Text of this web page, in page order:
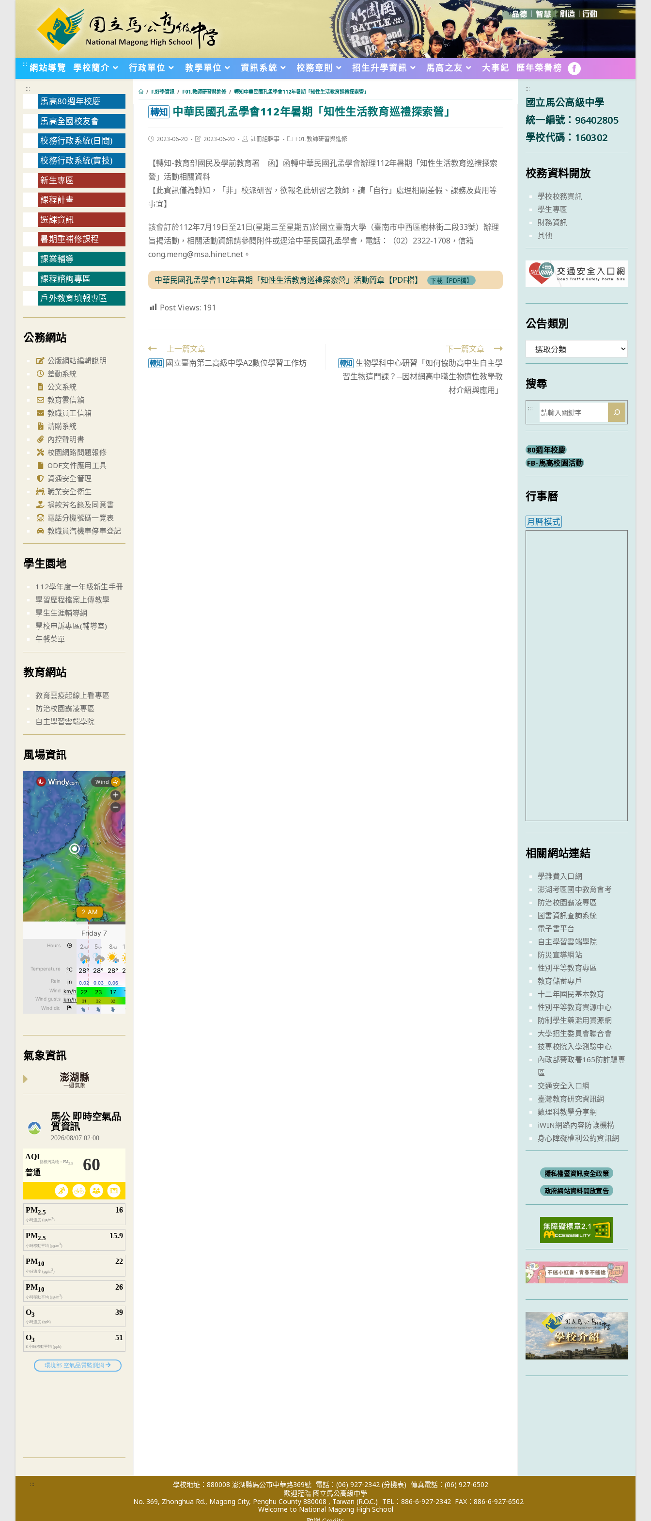
::: 網站導覽 學校簡介 行政單位 教學單位 資訊系統 校務章則 招生升學資訊 馬高之友 大事紀 歷年榮譽榜 FB
/ F.好學資訊 / F01.教師研習與進修 / 轉知中華民國孔孟學會112年暑期「知性生活教育巡禮探索營」
轉知 中華民國孔孟學會112年暑期「知性生活教育巡禮探索營」
Post2023-06-20
Post2023-06-20
Post註冊組幹事
PostF01.教師研習與進修
【轉知-教育部國民及學前教育署 函】函轉中華民國孔孟學會辦理112年暑期「知性生活教育巡禮探索
營」活動相關資料
【此資訊僅為轉知，「非」校派研習，欲報名此研習之教師，請「自行」處理相關差假、課務及費用等
事宜】
該會訂於112年7月19日至21日(星期三至星期五)於國立臺南大學（臺南市中西區樹林街二段33號）辦理
旨揭活動，相關活動資訊請參閱附件或逕洽中華民國孔孟學會，電話：（02）2322-1708，信箱
cong.meng@msa.hinet.net。
中華民國孔孟學會112年暑期「知性生活教育巡禮探索營」活動簡章【PDF檔】 下載【PDF檔】
Post Views: 191
Read
more
上一篇文章
轉知 國立臺南第二高級中學A2數位學習工作坊
下一篇文章
轉知 生物學科中心研習「如何協助高中生自主學
習生物這門課？─因材網高中職生物適性教學教
材介紹與應用」
:::
馬高80週年校慶
馬高全國校友會
校務行政系統(日間)
校務行政系統(實技)
新生專區
課程計畫
選課資訊
暑期重補修課程
課業輔導
課程諮詢專區
戶外教育填報專區
公務網站
公版網站編輯說明
差勤系統
公文系統
教育雲信箱
教職員工信箱
請購系統
內控聲明書
校園網路問題報修
ODF文件應用工具
資通安全管理
職業安全衛生
捐款芳名錄及同意書
電話分機號碼一覽表
教職員汽機車停車登記
學生園地
112學年度一年級新生手冊
學習歷程檔案上傳教學
學生生涯輔導網
學校申訴專區(輔導室)
午餐菜單
教育網站
教育雲疫起線上看專區
防治校園霸凌專區
自主學習雲端學院
風場資訊
氣象資訊
澎湖縣
一週氣象
內嵌空氣品質小工具為視覺預覽，完整即時空氣品質資料請開啟
:::
國立馬公高級中學
統一編號：96402805
學校代碼：160302
校務資料開放
學校校務資訊
學生專區
財務資訊
其他
公告類別
類
搜尋
搜
尋
:::
80週年校慶
FB-馬高校園活動
行事曆
月曆模式
相關網站連結
學雜費入口網
澎湖考區國中教育會考
防治校園霸凌專區
圖書資訊查詢系統
電子書平台
自主學習雲端學院
防災宣導網站
性別平等教育專區
教育儲蓄專戶
十二年國民基本教育
性別平等教育資源中心
防制學生藥濫用資源網
大學招生委員會聯合會
技專校院入學測驗中心
內政部警政署165防詐騙專
區
交通安全入口網
臺灣教育研究資訊網
數理科教學分享網
iWIN網路內容防護機構
身心障礙權利公約資訊網
隱私權暨資訊安全政策
政府網站資料開放宣告
::: 學校地址：880008 澎湖縣馬公市中華路369號 電話：(06) 927-2342 (分機表) 傳真電話：(06) 927-6502
歡迎蒞臨 國立馬公高級中學
No. 369, Zhonghua Rd., Magong City, Penghu County 880008 , Taiwan (R.O.C.) TEL：886-6-927-2342 FAX：886-6-927-6502
Welcome to National Magong High School